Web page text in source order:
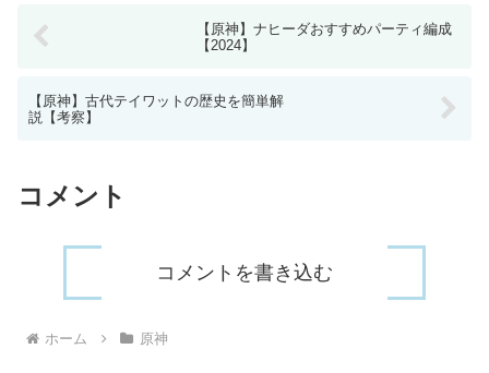
【原神】ナヒーダおすすめパーティ編成
【2024】
【原神】古代テイワットの歴史を簡単解
説【考察】
コメント
コメントを書き込む
ホーム 原神